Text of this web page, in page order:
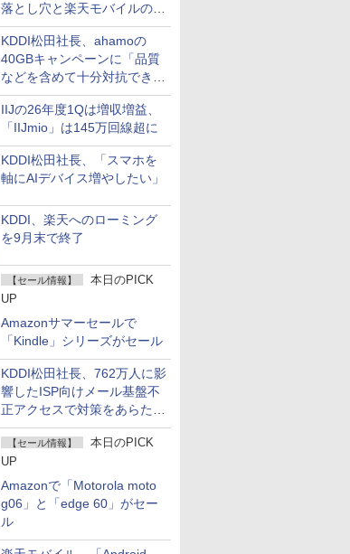
落とし穴と楽天モバイルの課
題
KDDI松田社長、ahamoの
40GBキャンペーンに「品質
などを含めて十分対抗でき
る」
IIJの26年度1Qは増収増益、
「IIJmio」は145万回線超に
KDDI松田社長、「スマホを
軸にAIデバイス増やしたい」
KDDI、楽天へのローミング
を9月末で終了
【セール情報】
本日のPICK
UP
Amazonサマーセールで
「Kindle」シリーズがセール
KDDI松田社長、762万人に影
響したISP向けメール基盤不
正アクセスで対策をあらため
て説明
【セール情報】
本日のPICK
UP
Amazonで「Motorola moto
g06」と「edge 60」がセー
ル